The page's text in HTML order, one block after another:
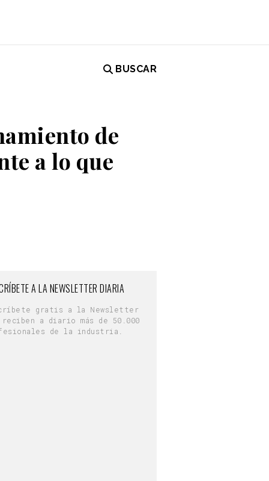
BUSCAR
de
a lo que
A LA NEWSLETTER DIARIA
gratis a la Newsletter
reciben a diario más de 50.000
de la industria.